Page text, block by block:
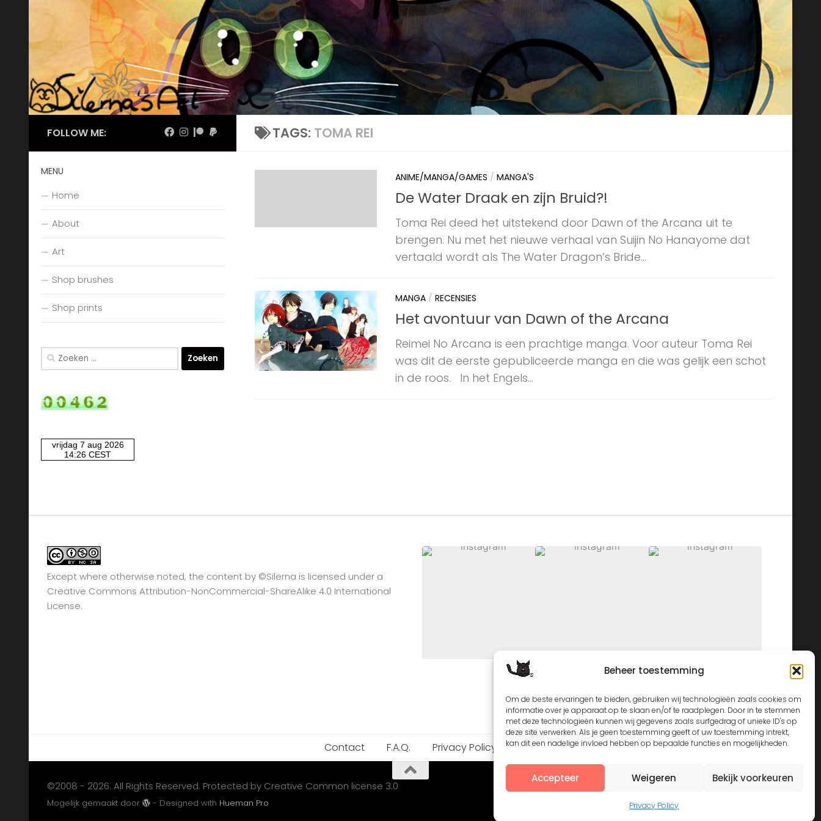
Beheer toestemming
Om de beste ervaringen te bieden, gebruiken wij technologieën zoals cookies om
informatie over je apparaat op te slaan en/of te raadplegen. Door in te stemmen
met deze technologieën kunnen wij gegevens zoals surfgedrag of unieke ID's op
deze site verwerken. Als je geen toestemming geeft of uw toestemming intrekt,
kan dit een nadelige invloed hebben op bepaalde functies en mogelijkheden.
Accepteer Weigeren Bekijk voorkeuren
Privacy Policy
Skip to content
TAGS: TOMA REI
ANIME/MANGA/GAMES / MANGA'S
De Water Draak en zijn Bruid?!
Toma Rei deed het uitstekend door Dawn of the Arcana uit te
brengen. Nu met het nieuwe verhaal van Suijin No Hanayome dat
vertaald wordt als The Water Dragon’s Bride...
MANGA / RECENSIES
Het avontuur van Dawn of the Arcana
Reimei No Arcana is een prachtige manga. Voor auteur Toma Rei
was dit de eerste gepubliceerde manga en die was gelijk een schot
in de roos. In het Engels...
FOLLOW ME:
MENU
Home
About
Art
Shop brushes
Shop prints
Zoeken
naar:
Except where otherwise noted, the content by ©Silerna is licensed under a
Creative Commons Attribution-NonCommercial-ShareAlike 4.0 International
License.
Contact F.A.Q. Privacy Policy
©2008 - 2026. All Rights Reserved. Protected by Creative Common license 3.0
Mogelijk gemaakt door - Designed with Hueman Pro